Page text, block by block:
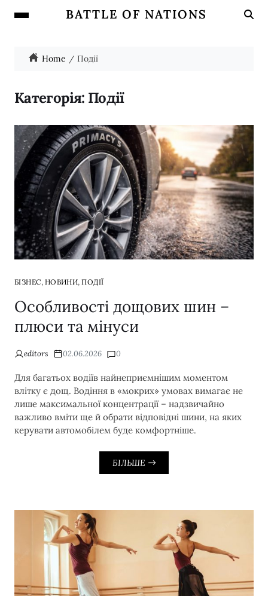
BATTLE OF NATIONS
Home Події
Категорія: Події
БІЗНЕС, НОВИНИ,ПОДІЇ
Особливості дощових шин –
плюси та мінуси
editors 02.06.2026 0
Для багатьох водіїв найнеприємнішим моментом
влітку є дощ. Водіння в «мокрих» умовах вимагає не
лише максимальної концентрації – надзвичайно
важливо вміти ще й обрати відповідні шини, на яких
керувати автомобілем буде комфортніше.
БІЛЬШЕ